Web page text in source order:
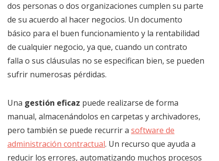
dos personas o dos organizaciones cumplen su parte
de su acuerdo al hacer negocios. Un documento
básico para el buen funcionamiento y la rentabilidad
de cualquier negocio, ya que, cuando un contrato
falla o sus cláusulas no se especifican bien, se pueden
sufrir numerosas pérdidas.
Una gestión eficaz puede realizarse de forma
manual, almacenándolos en carpetas y archivadores,
pero también se puede recurrir a software de
administración contractual. Un recurso que ayuda a
reducir los errores, automatizando muchos procesos